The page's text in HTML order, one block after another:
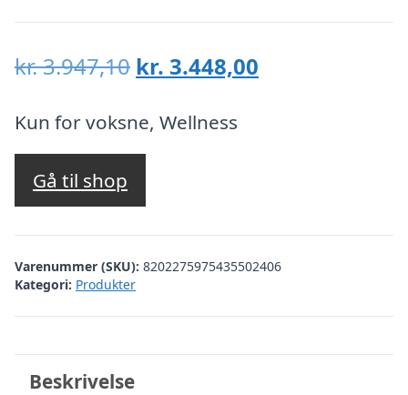
kr.3.947,10 Den
pris
var:
kr. 3.448,00
Kun for voksne, Wellness
Gå til shop
Varenummer (SKU): 8202275975435502406
Kategori: Produkter
Beskrivelse